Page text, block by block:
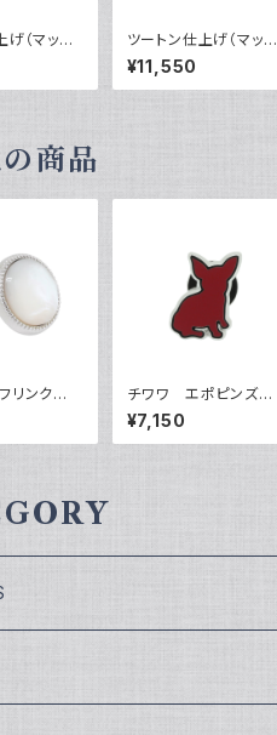
げ（マット
リンクス
ツートン仕上げ（マット
＆鏡面）カフリンクス
VQC-0802
¥11,550
商品
リンク
チワワ エポピンズ V
QP-0507
¥7,150